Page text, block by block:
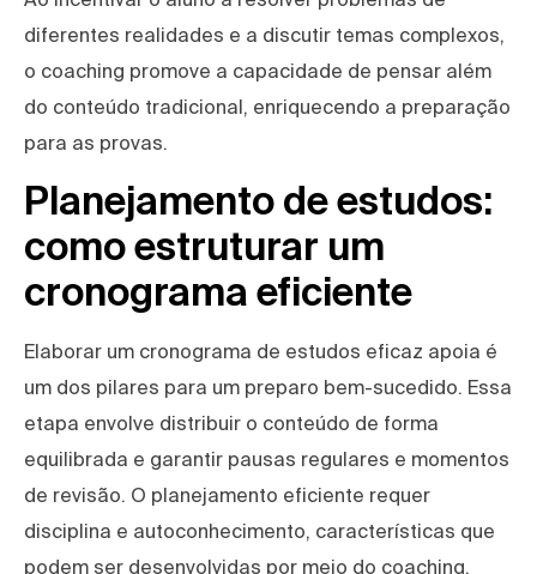
diferentes realidades e a discutir temas complexos,
o coaching promove a capacidade de pensar além
do conteúdo tradicional, enriquecendo a preparação
para as provas.
Planejamento de estudos:
como estruturar um
cronograma eficiente
Elaborar um cronograma de estudos eficaz apoia é
um dos pilares para um preparo bem-sucedido. Essa
etapa envolve distribuir o conteúdo de forma
equilibrada e garantir pausas regulares e momentos
de revisão. O planejamento eficiente requer
disciplina e autoconhecimento, características que
podem ser desenvolvidas por meio do coaching.